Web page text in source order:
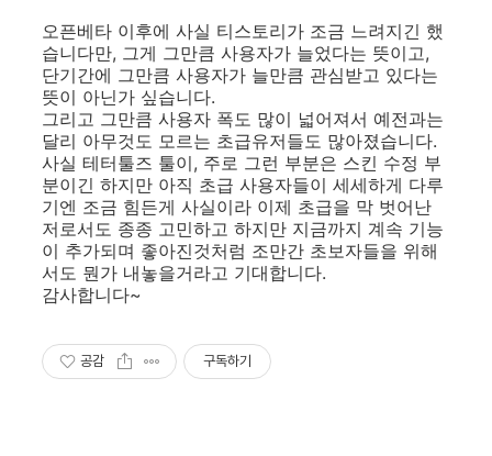
오픈베타 이후에 사실 티스토리가 조금 느려지긴 했
습니다만, 그게 그만큼 사용자가 늘었다는 뜻이고,
단기간에 그만큼 사용자가 늘만큼 관심받고 있다는
뜻이 아닌가 싶습니다.
그리고 그만큼 사용자 폭도 많이 넓어져서 예전과는
달리 아무것도 모르는 초급유저들도 많아졌습니다.
사실 테터툴즈 툴이, 주로 그런 부분은 스킨 수정 부
분이긴 하지만 아직 초급 사용자들이 세세하게 다루
기엔 조금 힘든게 사실이라 이제 초급을 막 벗어난
저로서도 종종 고민하고 하지만 지금까지 계속 기능
이 추가되며 좋아진것처럼 조만간 초보자들을 위해
서도 뭔가 내놓을거라고 기대합니다.
감사합니다~
공감 구독하기